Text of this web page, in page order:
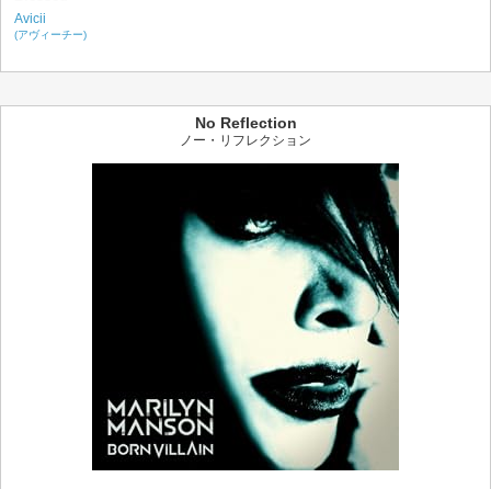
Avicii
(アヴィーチー)
No Reflection
ノー・リフレクション